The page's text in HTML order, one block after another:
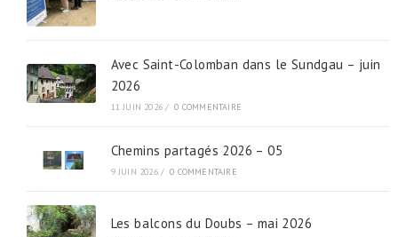
Avec Saint-Colomban dans le Sundgau – juin
2026
11 JUIN 2026 / 0 COMMENTAIRE
Chemins partagés 2026 – 05
9 JUIN 2026 / 0 COMMENTAIRE
Les balcons du Doubs – mai 2026